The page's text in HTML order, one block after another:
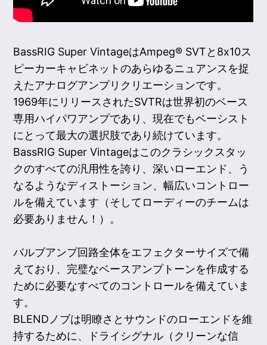
BassRIG Super VintageはAmpeg® SVTと8x10ス
ピーカーキャビネットのあらゆるニュアンスを捉
えたアナログアンプリクリエーションです。
1969年にリリースされたSVTRは世界初のベース
専用ハイパワアンプであり、現在でもベーシスト
にとって最大の選択肢であり続けています。
BassRIG Super Vintageはこのクラシックスタッ
クのすべての汎用性を誇り、深いローエンド、う
なるようなディストーション、幅広いコントロー
ルを備えています（そしてローディーのチームは
必要ありません！）。
バルブアンプ回路全体をエフェクターサイズで備
えており、完璧なベースアンプトーンを作成する
ために必要なすべてのコントロールを備えていま
す。
BLENDノブは明瞭さとサウンドのローエンドを維
持するために、ドライシグナル（クリーンな信